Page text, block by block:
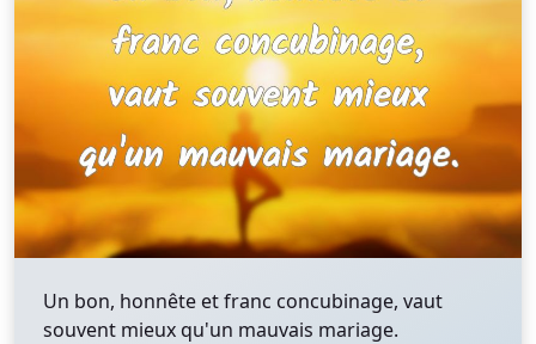
Un bon, honnête et franc concubinage, vaut
souvent mieux qu'un mauvais mariage.